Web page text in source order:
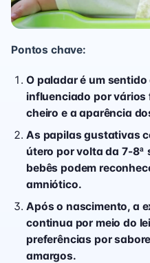
Pontos chave:
O paladar é um
influenciado por vários
cheiro e a aparência
As papilas gustativas
útero por volta da 7-8ª
bebês podem
amniótico.
Após o nascimento, a
continua por meio do
preferências por
amargos.